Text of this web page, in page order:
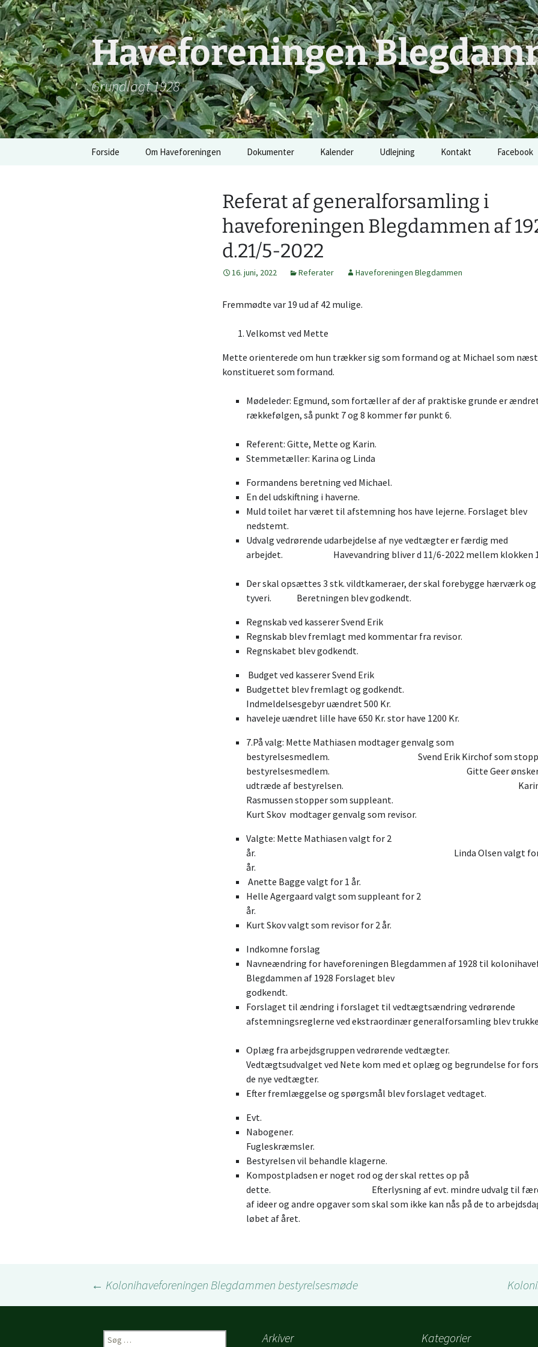
Hop
til
indhold
Haveforeningen
Grundlagt 1928
Forside Om Haveforeningen Dokumenter Kalender Udlejning Kontakt Facebook
Referat af generalforsamling i
haveforeningen Blegdammen af
d.21/5-2022
16. juni, 2022 Referater Haveforeningen Blegdammen
Fremmødte var 19 ud af 42 mulige.
Velkomst ved Mette
Mette orienterede om hun trækker sig som formand og at Michael som
konstitueret som formand.
Mødeleder: Egmund, som fortæller af der af praktiske grunde er
rækkefølgen, så punkt 7 og 8 kommer før punkt 6.
Referent: Gitte, Mette og
Stemmetæller: Karina og Linda
Formandens beretning ved
En del udskiftning i
Muld toilet har været til afstemning hos have lejerne. Forslaget blev
nedstemt.
Udvalg vedrørende udarbejdelse af nye vedtægter er færdig med
arbejdet. Havevandring bliver d 11/6-2022 mellem
Der skal opsættes 3 stk. vildtkameraer, der skal forebygge hærværk og
tyveri. Beretningen blev godkendt.
Regnskab ved kasserer Svend
Regnskab blev fremlagt med kommentar fra
Regnskabet blev godkendt.
Budget ved kasserer Svend
Budgettet blev fremlagt og
Indmeldelsesgebyr uændret 500
haveleje uændret lille have 650 Kr. stor have 1200 Kr.
7.På valg: Mette Mathiasen modtager genvalg som
bestyrelsesmedlem. Svend Erik Kirchof som
bestyrelsesmedlem. Gitte Geer ønsker
udtræde af bestyrelsen.
Rasmussen stopper som
Kurt Skov modtager genvalg som revisor.
Valgte: Mette Mathiasen valgt for 2
år. Linda Olsen valgt for
år.
Anette Bagge valgt for
Helle Agergaard valgt som suppleant for 2
år.
Kurt Skov valgt som revisor for 2 år.
Indkomne forslag
Navneændring for haveforeningen Blegdammen af 1928 til
Blegdammen af 1928 Forslaget blev
godkendt.
Forslaget til ændring i forslaget til vedtægtsændring vedrørende
afstemningsreglerne ved ekstraordinær generalforsamling blev
Oplæg fra arbejdsgruppen vedrørende
Vedtægtsudvalget ved Nete kom med et oplæg og begrundelse for
de nye
Efter fremlæggelse og spørgsmål blev forslaget vedtaget.
Evt.
Nabogener.
Bestyrelsen vil behandle klagerne.
Kompostpladsen er noget rod og der skal rettes op på
dette. Efterlysning af evt. mindre udvalg til
af ideer og andre opgaver som skal som ikke kan nås på de to
løbet af året.
Indlægsnavigation
← Kolonihaveforeningen Blegdammen bestyrelsesmøde
Søg
Arkiver Kategorier